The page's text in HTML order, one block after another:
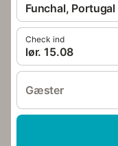
Funchal, Portugal
Check ind
lør. 15.08
Gæster